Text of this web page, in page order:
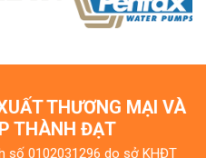
THƯƠNG MẠI VÀ
THÀNH ĐẠT
số 0102031296 do sở KHĐT